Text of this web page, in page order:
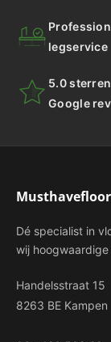
legservice
5.0 sterren
Google
Dé specialist in
wij
Handelsstraat 15
8263 BE Kampen